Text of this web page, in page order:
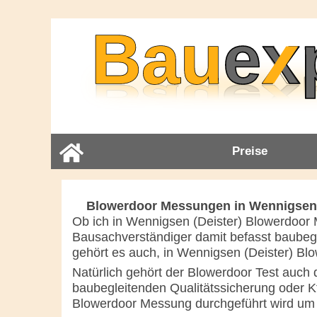
Preise
Blowerdoor Messungen in
Ob ich in Wennigsen (Deister)
Bausachverständiger damit befasst
gehört es auch, in Wennigsen (Deister)
Natürlich gehört der Blowerdoor Test
baubegleitenden Qualitätssicherung oder
Blowerdoor Messung durchgeführt wird